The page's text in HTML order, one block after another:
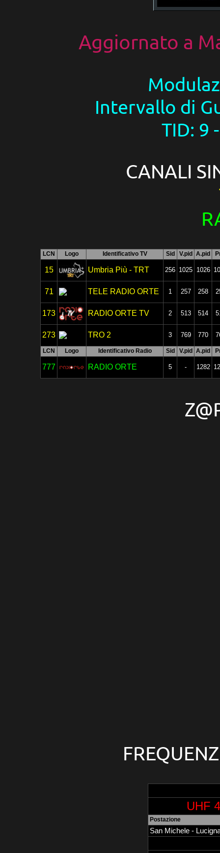
Aggiornato a
Intervallo di
TID: 9
CANALI
LCN Logo Identificativo TV Sid V.pid A.pid
15 Umbria Più - TRT 256 1025 1026
71 TELE RADIO ORTE 1 257 258
173 RADIO ORTE TV 2 513 514
273 TRO 2 3 769 770
LCN Logo Identificativo Radio Sid V.pid A.pid
777 RADIO ORTE 5 - 1282
UHF
Postazione
San Michele -